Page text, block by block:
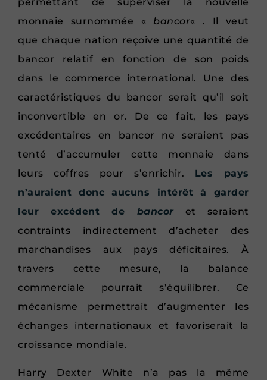
monnaie surnommée «bancor« . Il veut
que chaque nation reçoive une quantité de
bancor relatif en fonction de son poids
dans le commerce international. Une des
caractéristiques du bancor serait qu’il soit
inconvertible en or. De ce fait, les pays
excédentaires en bancor ne seraient pas
tenté d’accumuler cette monnaie dans
leurs coffres pour s’enrichir. Les pays
n’auraient donc aucuns intérêt à garder
leur excédent de bancor et seraient
contraints indirectement d’acheter des
marchandises aux pays déficitaires. À
travers cette mesure, la balance
commerciale pourrait s’équilibrer. Ce
mécanisme permettrait d’augmenter les
échanges internationaux et favoriserait la
croissance mondiale.
Harry Dexter White n’a pas la même